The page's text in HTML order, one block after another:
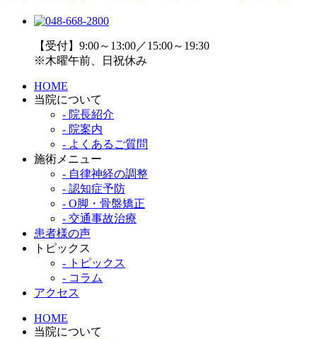
【受付】9:00～13:00／15:00～19:30
※木曜午前、日祝休み
HOME
当院について
- 院長紹介
- 院案内
- よくあるご質問
施術メニュー
- 自律神経の調整
- 認知症予防
- O脚・骨盤矯正
- 交通事故治療
患者様の声
トピックス
- トピックス
- コラム
アクセス
HOME
当院について